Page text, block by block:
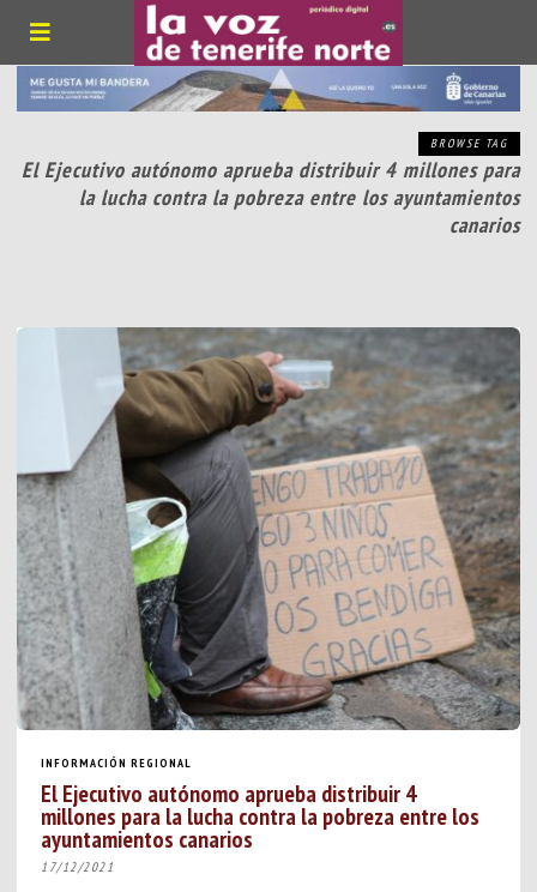
BROWSE TAG
El Ejecutivo autónomo aprueba distribuir 4 millones para
la lucha contra la pobreza entre los ayuntamientos
canarios
INFORMACIÓN REGIONAL
El Ejecutivo autónomo aprueba distribuir 4
millones para la lucha contra la pobreza entre los
ayuntamientos canarios
17/12/2021